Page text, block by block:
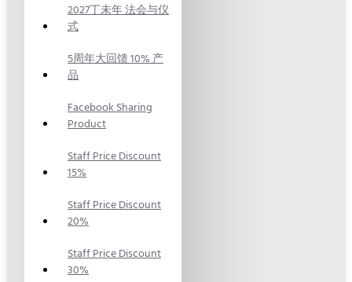
2027丁未年 法会与仪
式
5周年大回馈 10% 产
品
Facebook Sharing
Product
Staff Price Discount
15%
Staff Price Discount
20%
Staff Price Discount
30%